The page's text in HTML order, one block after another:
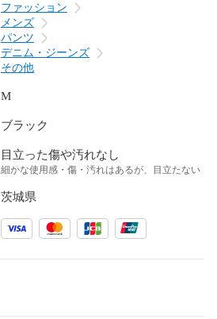
ファッション
メンズ
パンツ
デニム・ジーンズ
その他
M
ブラック
目立った傷や汚れなし
細かな使用感・傷・汚れはあるが、目立たない
茨城県